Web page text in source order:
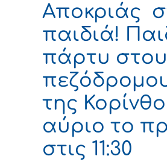
Αποκριάς
παιδιά!
πάρτυ
της
αύριο το
στις 11:30